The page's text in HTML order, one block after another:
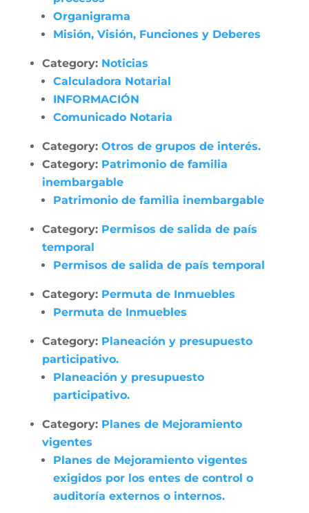
Organigrama
Misión, Visión, Funciones y Deberes
Category: Noticias
Calculadora Notarial
INFORMACIÓN
Comunicado Notaria
Category: Otros de grupos de interés.
Category: Patrimonio de familia
inembargable
Patrimonio de familia inembargable
Category: Permisos de salida de país
temporal
Permisos de salida de país temporal
Category: Permuta de Inmuebles
Permuta de Inmuebles
Category: Planeación y presupuesto
participativo.
Planeación y presupuesto
participativo.
Category: Planes de Mejoramiento
vigentes
Planes de Mejoramiento vigentes
exigidos por los entes de control o
auditoría externos o internos.